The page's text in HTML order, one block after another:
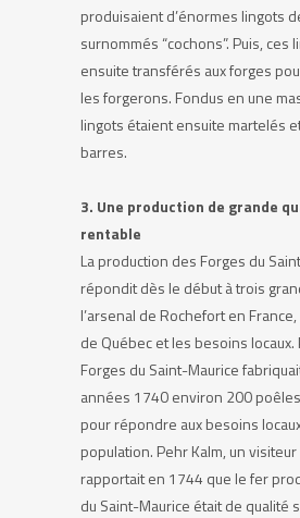
produisaient d’énormes lingots
surnommés “cochons”. Puis, ces
ensuite transférés aux forges
les forgerons. Fondus en une
lingots étaient ensuite martelés
barres.
3. Une production de grande
rentable
La production des Forges du
répondit dès le début à trois
l’arsenal de Rochefort en
de Québec et les besoins locaux.
Forges du Saint-Maurice
années 1740 environ 200
pour répondre aux besoins
population. Pehr Kalm, un
rapportait en 1744 que le fer
du Saint-Maurice était de qualité